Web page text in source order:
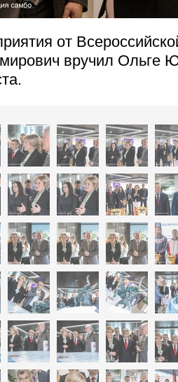
от
вручил Ольге